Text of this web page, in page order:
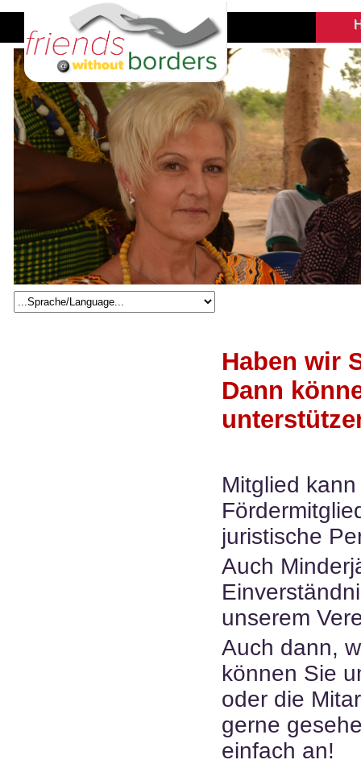
Haben wir
Dann
Mitglied
juristische
Auch
unserem
Auch dann,
können Sie
oder die
gerne
einfach an!